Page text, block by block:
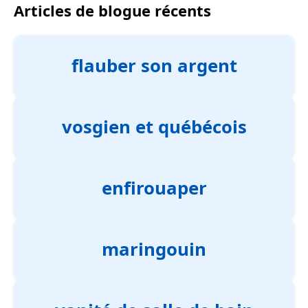
Articles de blogue récents
flauber son argent
vosgien et québécois
enfirouaper
maringouin